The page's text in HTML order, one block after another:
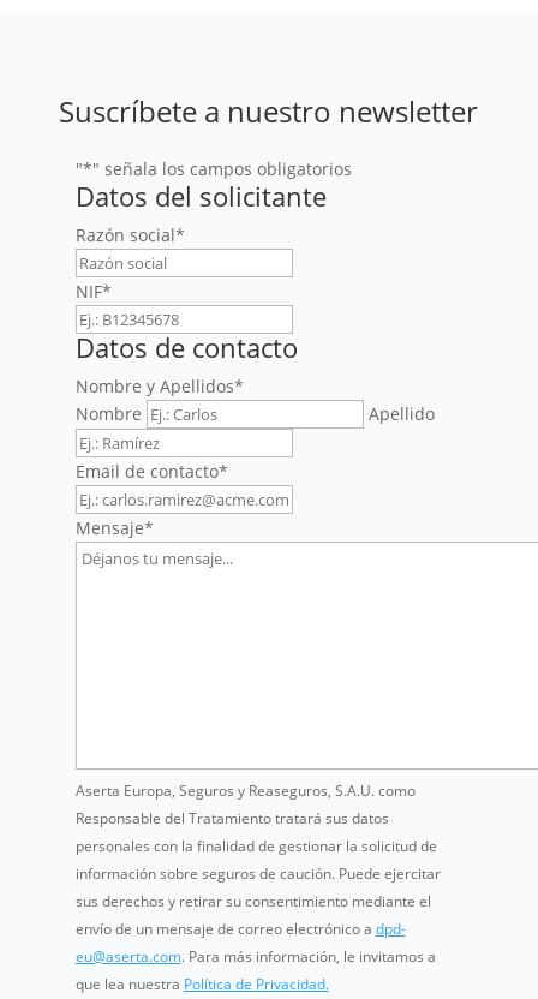
Suscríbete a nuestro newsletter
"*" señala los campos obligatorios
Datos del solicitante
Razón social*
NIF*
Datos de contacto
Nombre y Apellidos*
Nombre
Apellido
Email de contacto*
Mensaje*
Aserta Europa, Seguros y Reaseguros, S.A.U. como
Responsable del Tratamiento tratará sus datos
personales con la finalidad de gestionar la solicitud de
información sobre seguros de caución. Puede ejercitar
sus derechos y retirar su consentimiento mediante el
envío de un mensaje de correo electrónico a dpd-
eu@aserta.com. Para más información, le invitamos a
que lea nuestra Política de Privacidad.